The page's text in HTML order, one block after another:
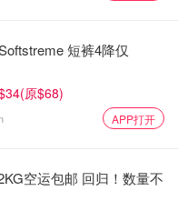
因为它们就如垃圾食品
还行，沉浸其中的话，
短裤4降仅
原$68)
APP打开
空运包邮 回归！数量不